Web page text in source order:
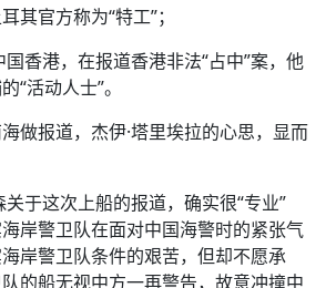
其官方称为“特工”；
香港，在报道香港非法“占中”案，他
“活动人士”。
做报道，杰伊·塔里埃拉的心思，显而
于这次上船的报道，确实很“专业”
岸警卫队在面对中国海警时的紧张气
岸警卫队条件的艰苦，但却不愿承
的船无视中方一再警告，故意冲撞中